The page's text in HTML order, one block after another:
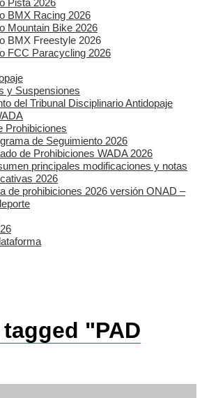
Pista 2026
BMX Racing 2026
Mountain Bike 2026
BMX Freestyle 2026
FCC Paracycling 2026
y Suspensiones
del Tribunal Disciplinario Antidopaje
Prohibiciones
de Seguimiento 2026
de Prohibiciones WADA 2026
principales modificaciones y notas
2026
de prohibiciones 2026 versión ONAD –
"PAD